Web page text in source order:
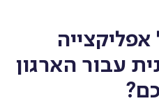
עבור הארגון